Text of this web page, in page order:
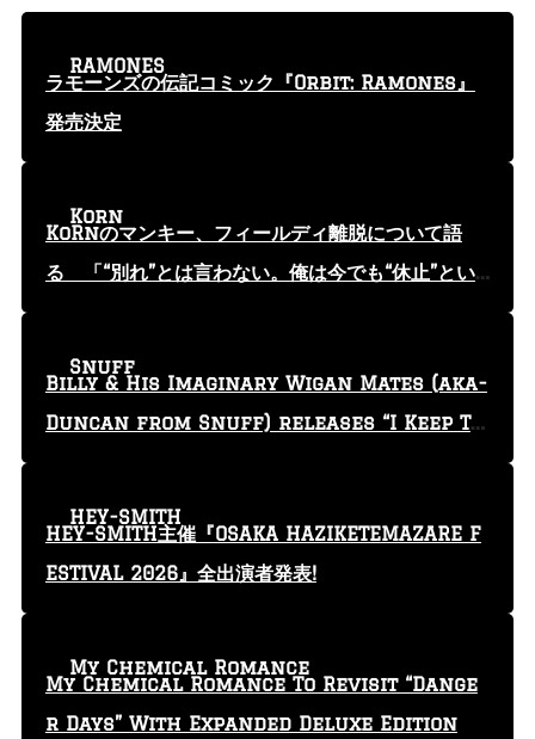
ラモーンズの伝記コミック『Orbit: Ramones』
発売決定
RAMONES
KoRnのマンキー、フィールディ離脱について語
る 「“別れ”とは言わない。俺は今でも“休止”とい
Korn
Billy & His Imaginary Wigan Mates (aka-
Duncan from Snuff) releases “I Keep Tr
Snuff
HEY-SMITH主催『OSAKA HAZIKETEMAZARE F
ESTIVAL 2026』全出演者発表!
HEY-SMITH
My Chemical Romance To Revisit “Dange
r Days” With Expanded Deluxe Edition
My Chemical Romance